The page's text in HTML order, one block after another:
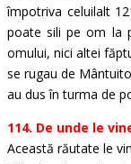
împotriva celuilalt
poate sili pe om la
omului, nici altei
se rugau de
au dus în turma de
114. De unde le
Această răutate le